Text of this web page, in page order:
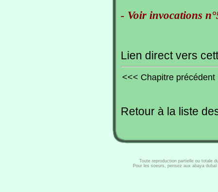
- Voir invocations
Lien direct vers
<<< Chapitre précédent
Retour à la liste
Toute reproduction partielle ou totale
Pour les soeurs, pensez aux abaya